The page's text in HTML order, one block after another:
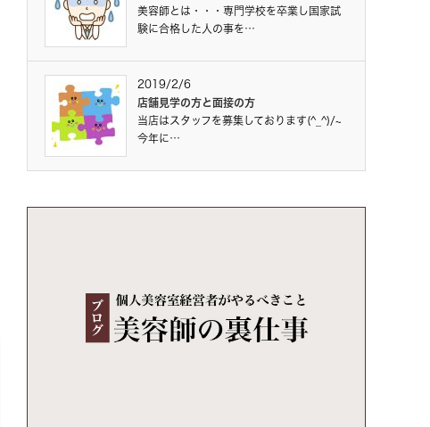
美容師とは・・・専門学校を卒業し国家試
験に合格した人の事を…
2019/2/6
店舗見学の方と面接の方
当店はスタッフを募集しております(^_^)/~
今年に…